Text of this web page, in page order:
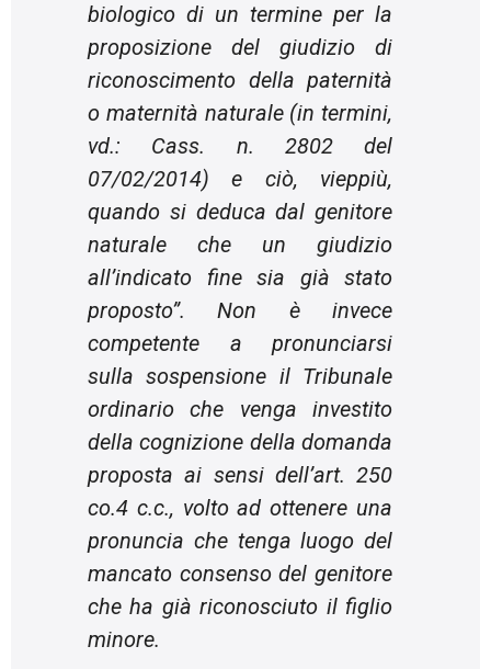
biologico di un termine per la
proposizione del giudizio di
riconoscimento della paternità
o maternità naturale (in termini,
vd.: Cass. n. 2802 del
07/02/2014) e ciò, vieppiù,
quando si deduca dal genitore
naturale che un giudizio
all’indicato fine sia già stato
proposto”. Non è invece
competente a pronunciarsi
sulla sospensione il Tribunale
ordinario che venga investito
della cognizione della domanda
proposta ai sensi dell’art. 250
co.4 c.c., volto ad ottenere una
pronuncia che tenga luogo del
mancato consenso del genitore
che ha già riconosciuto il figlio
minore.